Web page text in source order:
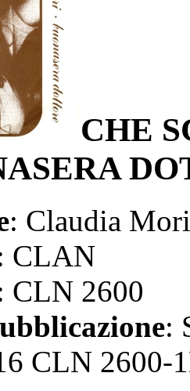
CHE
: Claudia Mori
CLAN
CLN 2600
:
CLN 2600-